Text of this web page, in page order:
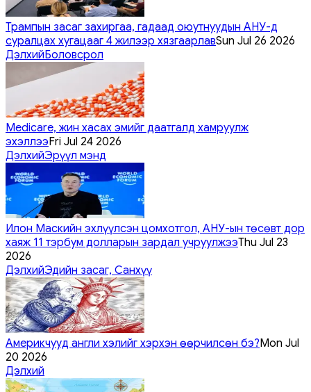
Трампын засаг захиргаа, гадаад оюутнуудын АНУ-д
суралцах хугацааг 4 жилээр хязгаарлавSun Jul 26 2026
ДэлхийБоловсрол
Medicare, жин хасах эмийг даатгалд хамруулж
эхэллээFri Jul 24 2026
ДэлхийЭрүүл мэнд
Илон Маскийн эхлүүлсэн цомхотгол, АНУ-ын төсөвт дор
хаяж 11 тэрбум долларын зардал учруулжээThu Jul 23
2026
ДэлхийЭдийн засаг, Санхүү
Америкчууд англи хэлийг хэрхэн өөрчилсөн бэ?Mon Jul
20 2026
Дэлхий